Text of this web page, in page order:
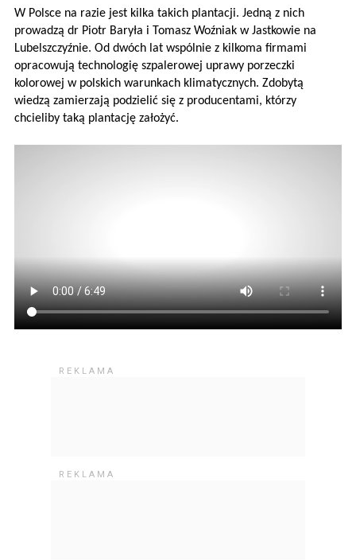
W Polsce na razie jest kilka takich plantacji. Jedną z nich
prowadzą dr Piotr Baryła i Tomasz Woźniak w Jastkowie na
Lubelszczyźnie. Od dwóch lat wspólnie z kilkoma firmami
opracowują technologię szpalerowej uprawy porzeczki
kolorowej w polskich warunkach klimatycznych. Zdobytą
wiedzą zamierzają podzielić się z producentami, którzy
chcieliby taką plantację założyć.